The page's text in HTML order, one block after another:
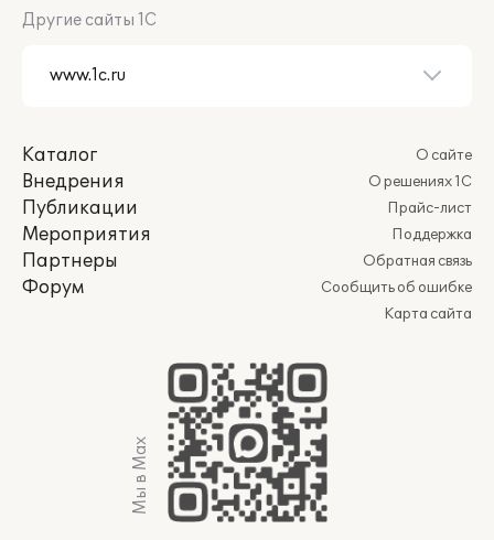
Другие сайты 1С
Каталог
Внедрения
Публикации
Мероприятия
Партнеры
Форум
О сайте
О решениях 1С
Прайс-лист
Поддержка
Обратная связь
Сообщить об ошибке
Карта сайта
Мы в Max